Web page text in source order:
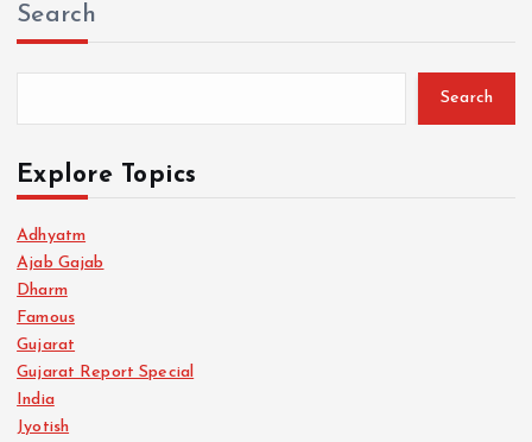
Search
Search
Explore Topics
Adhyatm
Ajab Gajab
Dharm
Famous
Gujarat
Gujarat Report Special
India
Jyotish